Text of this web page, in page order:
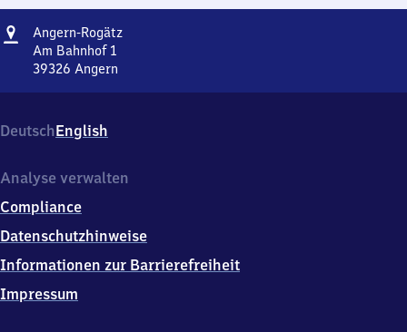
Adresse
Angern-RogätzAngern-
Am Bahnhof 1
39326 Angern
Am
Bahnhof
3
3
2
Angern
DeutschEnglish
Analyse verwalten
Compliance
Datenschutzhinweise
Informationen zur Barrierefreiheit
Impressum